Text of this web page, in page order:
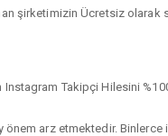
şirketimizin Ücretsiz olarak
Instagram Takipçi Hilesini
arz etmektedir.